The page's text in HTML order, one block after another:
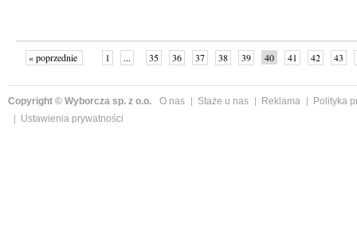
« poprzednie 1 ... 35 36 37 38 39 40 41 42 43
Copyright © Wyborcza sp. z o.o. O nas Staże u nas Reklama
Polityka
Ustawienia prywatności